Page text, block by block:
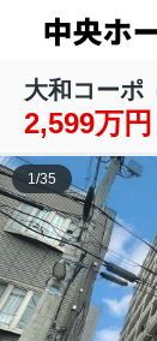
大和コーポ
2,599万円
1/35